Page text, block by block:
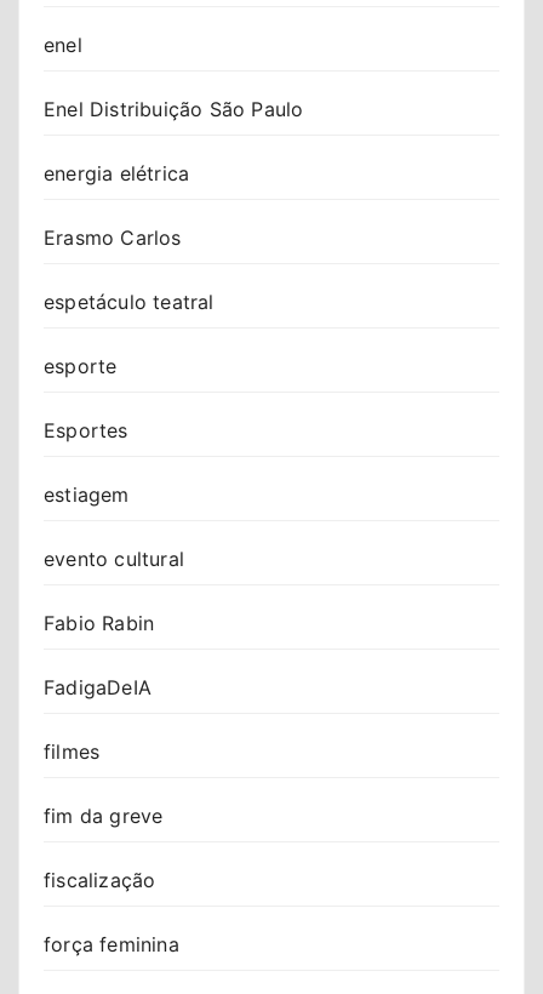
enel
Enel Distribuição São Paulo
energia elétrica
Erasmo Carlos
espetáculo teatral
esporte
Esportes
estiagem
evento cultural
Fabio Rabin
FadigaDeIA
filmes
fim da greve
fiscalização
força feminina